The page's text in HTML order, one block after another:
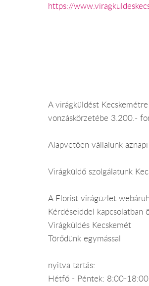
https://
A virágküldést
vonzáskörzetébe 3.200.-
Alapvetően vállalunk
Virágküldő szolgálatunk
A Florist virágüzlet
Kérdéseiddel kapcsolatban
Virágküldés Kecskemét
Törődünk egymással
nyitva tartás:
Hétfő - Péntek: 8:00-18:00